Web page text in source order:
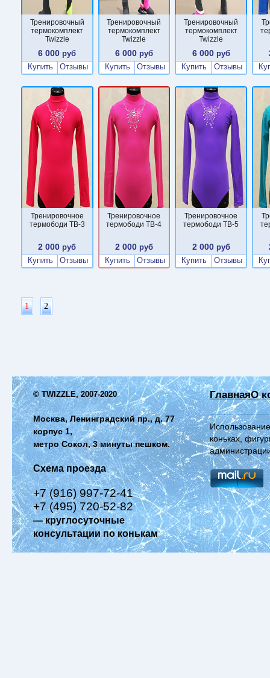
Тренировочный
термокомплект
Twizzle
6 000 руб
Купить
Отзывы
Тренировочный
термокомплект
Twizzle
6 000 руб
Купить
Отзывы
Тренировочный
термокомплект
Twizzle
6 000руб
Купить
Отзывы
Тренировочное
термободи TB-3
2 000 руб
Купить
Отзывы
Тренировочное
термободи TB-4
2 000 руб
Купить
Отзывы
Тренировочное
термободи TB-5
2 000руб
Купить
Отзывы
1 2
© TWIZZLE, 2007-2020
Москва, Ленинградский пр., д. 77
корпус 1,
метро Сокол, 3 минуты пешком.
Схема проезда
+7 (916) 997-72-41
+7 (495) 720-52-82
— круглосуточные
консультации по конькам
ГлавнаяО
коньках,